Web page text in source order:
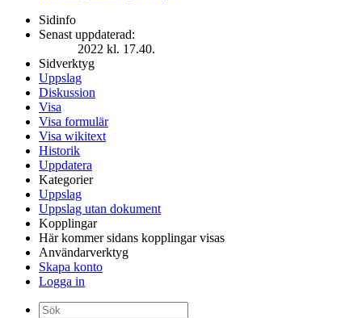
Sidinfo
Senast uppdaterad:
2022 kl. 17.40.
Sidverktyg
Uppslag
Diskussion
Visa
Visa formulär
Visa wikitext
Historik
Uppdatera
Kategorier
Uppslag
Uppslag utan dokument
Kopplingar
Här kommer sidans kopplingar visas
Användarverktyg
Skapa konto
Logga in